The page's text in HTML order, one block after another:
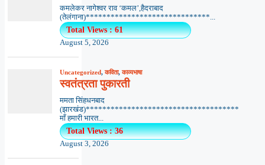
कमलेकर नागेश्वर राव ‘कमल’,हैदराबाद
(तेलंगाना)******************************...
Total Views : 61
August 5, 2026
Uncategorized,कविता,काव्यभाषा
स्वतंत्रता पुकारती
ममता सिंहधनबाद
(झारखंड)*************************************
माँ हमारी भारत...
Total Views : 36
August 3, 2026